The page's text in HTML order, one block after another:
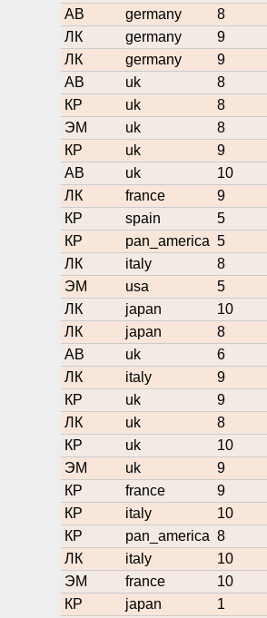
АВ
germany 8
ЛК
germany 9
ЛК
germany 9
АВ
uk 8
КР
uk 8
ЭМ
uk 8
КР
uk 9
АВ
uk 10
ЛК
france 9
КР
spain 5
КР
pan_america 5
ЛК
italy 8
ЭМ
usa 5
ЛК
japan 10
ЛК
japan 8
АВ
uk 6
ЛК
italy 9
КР
uk 9
ЛК
uk 8
КР
uk 10
ЭМ
uk 9
КР
france 9
КР
italy 10
КР
pan_america 8
ЛК
italy 10
ЭМ
france 10
КР
japan 1